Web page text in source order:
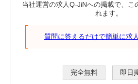
当社運営の求人Q-JiNへの掲載で、こ
れます。
質問に答えるだけで簡単に求
完全無料 即日